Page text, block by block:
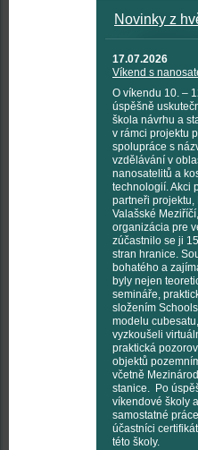
Novinky z
17.07.2026
Víkend s
O víkendu 10. –
úspěšně
škola návrhu a
v rámci projektu
spolupráce s
vzdělávání v
nanosatelitů a
technologií. Akci
partneři projektu,
Valašské
organizácia pre
zúčastnilo se ji
stran hranice.
bohatého a
byly nejen
semináře,
složením
modelu
vyzkoušeli
praktická
objektů
včetně
stanice. Po
víkendové školy
samostatné
účastníci
této školy.